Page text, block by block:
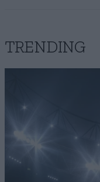
TRENDING